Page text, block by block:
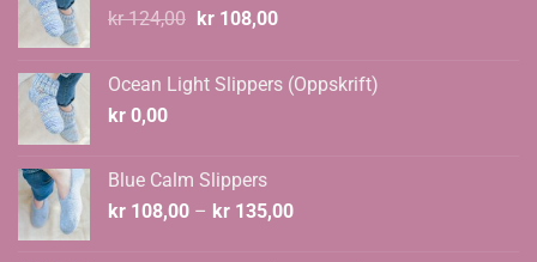
kr124,00 Opprinnelig
kr 124,00.
kr108,00Nåværende
kr 108,00.
Ocean Light Slippers (Oppskrift)
kr 0,00
Blue Calm Slippers
kr 108,00 – kr 135,00Prisområde: